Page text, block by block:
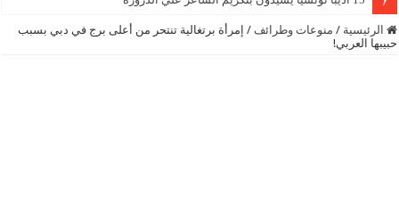
الرئيسية / منوعات وطرائف /
إمرأة برتغالية تنتحر من أعلى برج في دبي بسبب
حبيبها العربي!